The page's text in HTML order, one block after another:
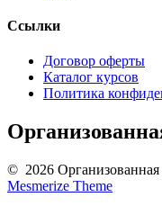
Ссылки
Договор оферты
Каталог курсов
Политика
© 2026 Организованная
Mesmerize Theme